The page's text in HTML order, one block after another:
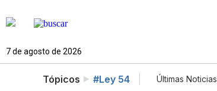
7 de agosto de 2026
Tópicos #Ley 54 Últimas Noticias